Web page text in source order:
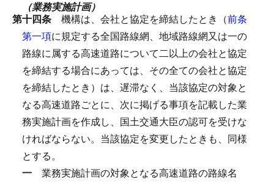
（業務実施計画）
第十四条 機構は、会社と協定を締結したとき（前条
第一項に規定する全国路線網、地域路線網又は一の
路線に属する高速道路について二以上の会社と協定
を締結する場合にあっては、その全ての会社と協定
を締結したとき）は、遅滞なく、当該協定の対象と
なる高速道路ごとに、次に掲げる事項を記載した業
務実施計画を作成し、国土交通大臣の認可を受けな
ければならない。 当該協定を変更したときも、同様
とする。
一 業務実施計画の対象となる高速道路の路線名